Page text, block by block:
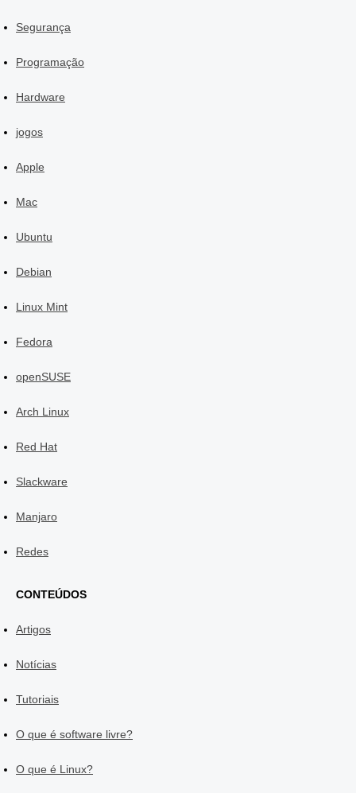
Segurança
Programação
Hardware
jogos
Apple
Mac
Ubuntu
Debian
Linux Mint
Fedora
openSUSE
Arch Linux
Red Hat
Slackware
Manjaro
Redes
CONTEÚDOS
Artigos
Notícias
Tutoriais
O que é software livre?
O que é Linux?